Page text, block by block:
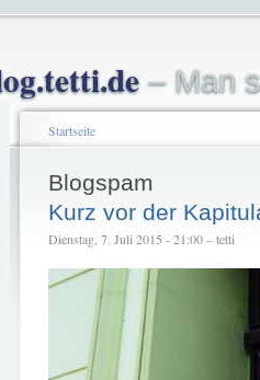
– Man
Startseite
Blogspam
Kurz vor der
Dienstag, 7. Juli 2015 - 21:00 – tetti